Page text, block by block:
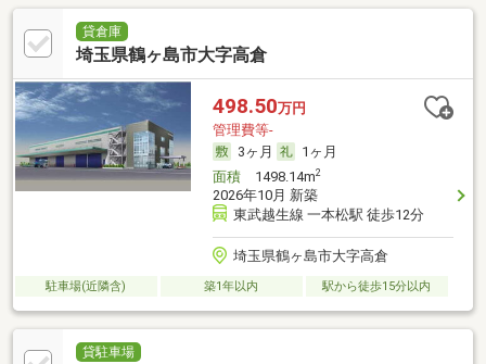
貸倉庫
埼玉県鶴ヶ島市大字高倉
498.50万円
管理費等-
3ヶ月
1ヶ月
面積1498.14m2
2026年10月 新築
東武越生線 一本松駅 徒歩12分
埼玉県鶴ヶ島市大字高倉
駐車場(近隣含) 築1年以内 駅から徒歩15分以内
貸駐車場